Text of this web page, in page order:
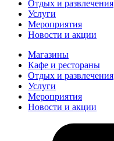
Отдых и развлечения
Услуги
Мероприятия
Новости и акции
Магазины
Кафе и рестораны
Отдых и развлечения
Услуги
Мероприятия
Новости и акции